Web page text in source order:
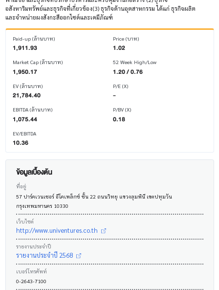
อสังหาริมทรัพย์และธุรกิจที่เกี่ยวข้อง(3) ธุรกิจด้านอุตสาหกรรม ได้แก่ ธุรกิจผลิต
และจำหน่ายผงสังกะสีออกไซด์และเคมีภัณฑ์
Paid-up (ล้านบาท)
1,911.93
Market Cap (ล้านบาท)
1,950.17
EV (ล้านบาท)
21,784.40
EBITDA (ล้านบาท)
1,075.44
EV/EBITDA
10.36
Price (บาท)
1.02
52 Week High/Low
1.20 / 0.76
P/E (X)
-
P/BV (X)
0.18
ข้อมูลเบื้องต้น
ที่อยู่
57 ปาร์คเวนเชอร์ อีโคเพล็กซ์ ชั้น 22 ถนนวิทยุ แขวงลุมพินี เขตปทุมวัน
กรุงเทพมหานคร 10330
เว็บไซต์
http://www.univentures.co.th
รายงานประจำปี
รายงานประจำปี 2568
เบอร์โทรศัพท์
0-2643-7100